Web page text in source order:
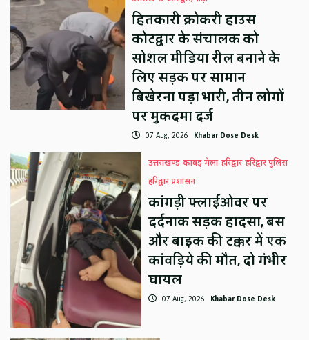
हितकारी क्रोकरी हाउस
कोटद्वार के संचालक को
सोशल मीडिया रील बनाने के
लिए सड़क पर सामान
बिखेरना पड़ा भारी, तीन लोगों
पर मुकदमा दर्ज
07 Aug, 2026 Khabar Dose Desk
उत्तराखण्ड कावड़ मेला हरिद्वार हरिद्वार पुलिस
हरिद्वार प्रशासन
कांगड़ी फ्लाईओवर पर
दर्दनाक सड़क हादसा, बस
और बाइक की टक्कर में एक
कांवड़िये की मौत, दो गंभीर
घायल
07 Aug, 2026 Khabar Dose Desk